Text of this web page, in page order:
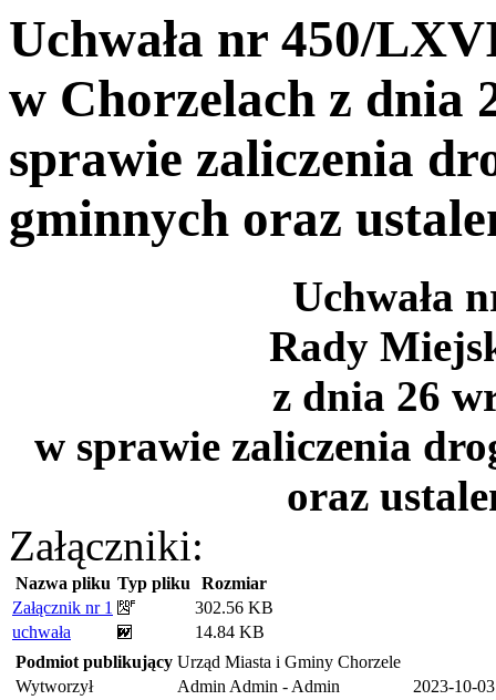
Uchwała nr 450/
w Chorzelach z dnia
sprawie zaliczenia
gminnych oraz
Uchwała
Rady
z dnia 26
w sprawie zaliczenia
oraz
Załączniki:
Nazwa pliku Typ pliku Rozmiar
Załącznik nr 1
302.56 KB
uchwała
14.84 KB
Podmiot publikujący Urząd Miasta i Gminy Chorzele
Wytworzył
Admin Admin - Admin
2023-10-03